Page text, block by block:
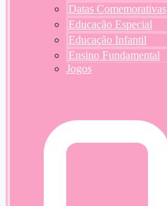
Datas Comemorativas
Educação Especial
Educação Infantil
Ensino Fundamental
Jogos